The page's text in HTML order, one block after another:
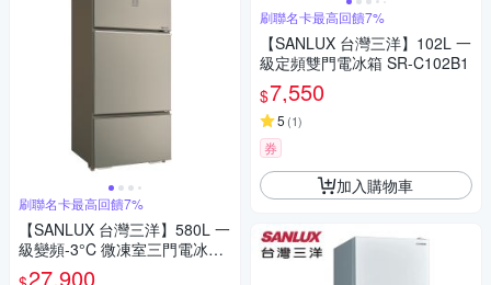
刷聯名卡最高回饋7%
【SANLUX 台灣三洋】580L 一
級變頻-3°C 微凍室三門電冰箱
SR-V582C
27,900
刷聯名卡最高回饋7%
【SANLUX 台灣三洋】102L 一
級定頻雙門電冰箱 SR-C102B1
$7,550
5 (1)
券
加入購物車